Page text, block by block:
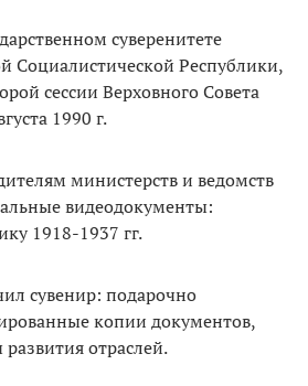
суверенитете
Социалистической Республики,
сессии Верховного Совета
1990 г.
министерств и ведомств
видеодокументы:
1918-1937 гг.
сувенир: подарочно
копии документов,
отраслей.